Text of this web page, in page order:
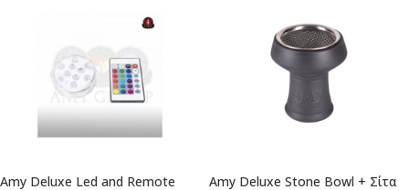
Amy Deluxe Led and Remote
Amy Deluxe Stone Bowl + Σίτα